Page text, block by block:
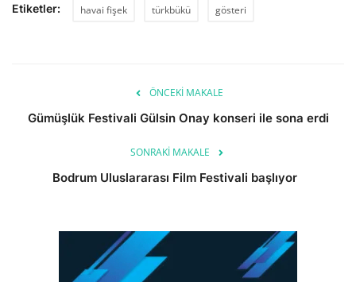
Etiketler: havai fişek türkbükü gösteri
ÖNCEKI MAKALE
Gümüşlük Festivali Gülsin Onay konseri ile sona erdi
SONRAKI MAKALE
Bodrum Uluslararası Film Festivali başlıyor